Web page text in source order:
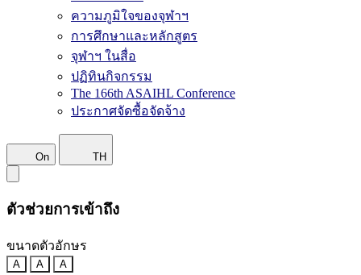
ความภูมิใจของจุฬาฯ
การศึกษาและหลักสูตร
จุฬาฯ ในสื่อ
ปฏิทินกิจกรรม
The 166th ASAIHL Conference
ประกาศจัดซื้อจัดจ้าง
On TH
ตัวช่วยการเข้าถึง
ขนาดตัวอักษร
A A A